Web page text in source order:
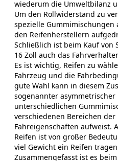
wiederum die Umweltbilanz
Um den Rollwiderstand zu
spezielle
den Reifenherstellern
Schließlich ist beim Kauf von
16 Zoll auch das
Es ist wichtig, Reifen zu
Fahrzeug und die
gute Wahl kann in diesem
sogenannter asymmetrischer
unterschiedlichen
verschiedenen Bereichen
Fahreigenschaften aufweist.
Reifen ist von großer
viel Gewicht ein Reifen
Zusammengefasst ist es